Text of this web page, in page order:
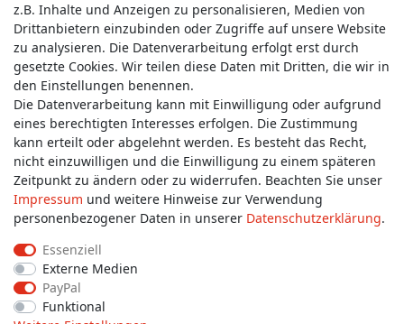
Service & Kontakt
Wünschen Sie einen Rückruf?
service@allmyclothes.de
Schreiben Sie uns:
service@allmyclothes.de
Impressum
z.B. Inhalte und Anzeigen zu personalisieren, Medien von
Drittanbietern einzubinden oder Zugriffe auf unsere Website
zu analysieren. Die Datenverarbeitung erfolgt erst durch
gesetzte Cookies. Wir teilen diese Daten mit Dritten, die wir in
den Einstellungen benennen.
Die Datenverarbeitung kann mit Einwilligung oder aufgrund
eines berechtigten Interesses erfolgen. Die Zustimmung
kann erteilt oder abgelehnt werden. Es besteht das Recht,
nicht einzuwilligen und die Einwilligung zu einem späteren
Zeitpunkt zu ändern oder zu widerrufen. Beachten Sie unser
Impressum und weitere Hinweise zur Verwendung
personenbezogener Daten in unserer Daten­schutz­erklärung.
Essenziell
Externe Medien
PayPal
Funktional